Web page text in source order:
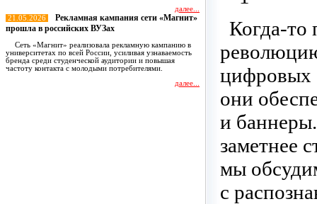
далее...
21.05.2026
Рекламная кампания сети «Магнит»
прошла в российских ВУЗах
Сеть «Магнит» реализовала рекламную кампанию в
университетах по всей России, усиливая узнаваемость
бренда среди студенческой аудитории и повышая
частоту контакта с молодыми потребителями.
далее...
Когда-то
цифровых
они
и
заметнее
мы
с